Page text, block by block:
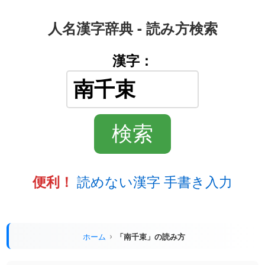
人名漢字辞典 - 読み方検索
漢字：
便利！ 読めない漢字 手書き入力
ホーム 「南千束」の読み方